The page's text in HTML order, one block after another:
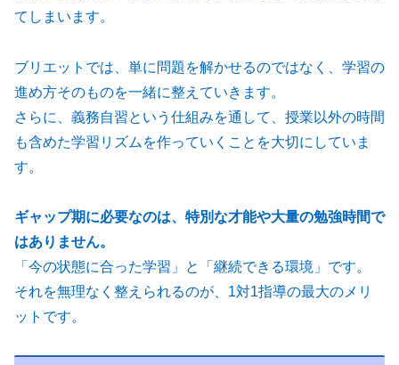
てしまいます。
ブリエットでは、単に問題を解かせるのではなく、学習の
進め方そのものを一緒に整えていきます。
さらに、義務自習という仕組みを通して、授業以外の時間
も含めた学習リズムを作っていくことを大切にしていま
す。
ギャップ期に必要なのは、特別な才能や大量の勉強時間で
はありません。
「今の状態に合った学習」と「継続できる環境」です。
それを無理なく整えられるのが、1対1指導の最大のメリ
ットです。